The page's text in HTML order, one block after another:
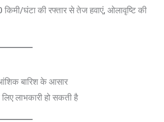
घंटा की रफ्तार से तेज हवाएं, ओलावृष्टि की
बारिश के आसार
लाभकारी हो सकती है